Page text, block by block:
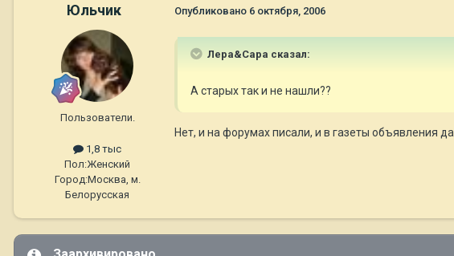
Юльчик
Пользователи.
1,8 тыс
Пол:Женский
Город:Москва, м.
Белорусская
Опубликовано 6 октября, 2006
Лера&Сара сказал:
А старых так и не нашли??
Нет, и на форумах писали, и в газеты объявления